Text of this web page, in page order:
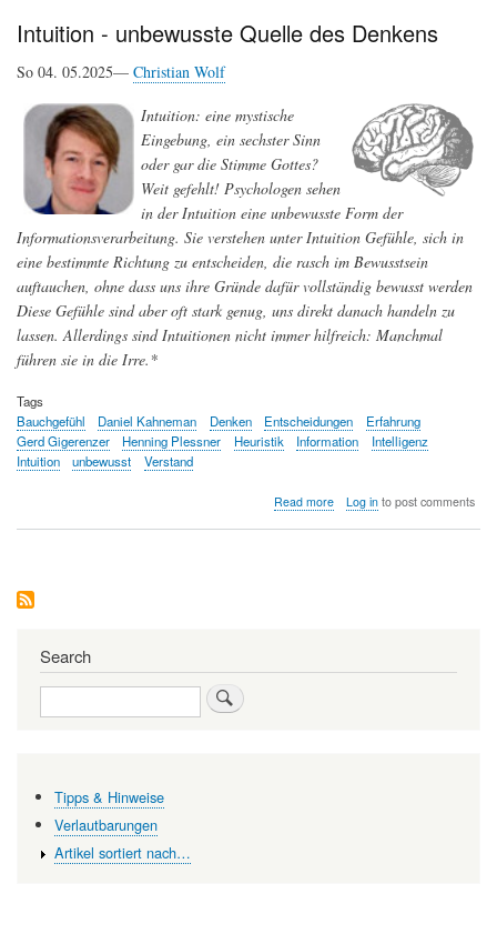
Intuition - unbewusste Quelle des Denkens
So 04. 05.2025— Christian Wolf
Intuition: eine mystische
Eingebung, ein sechster Sinn
oder gar die Stimme Gottes?
Weit gefehlt! Psychologen sehen
in der Intuition eine unbewusste Form der
Informationsverarbeitung. Sie verstehen unter Intuition Gefühle, sich in
eine bestimmte Richtung zu entscheiden, die rasch im Bewusstsein
auftauchen, ohne dass uns ihre Gründe dafür vollständig bewusst werden
Diese Gefühle sind aber oft stark genug, uns direkt danach handeln zu
lassen. Allerdings sind Intuitionen nicht immer hilfreich: Manchmal
führen sie in die Irre.*
Tags
Bauchgefühl
Daniel Kahneman Denken Entscheidungen
Erfahrung
Gerd Gigerenzer
Henning Plessner Heuristik Information
Intelligenz
Intuition
unbewusst Verstand
Read moreabout
Log into post comments
Search
Search
Tipps & Hinweise
Verlautbarungen
Artikel sortiert nach…